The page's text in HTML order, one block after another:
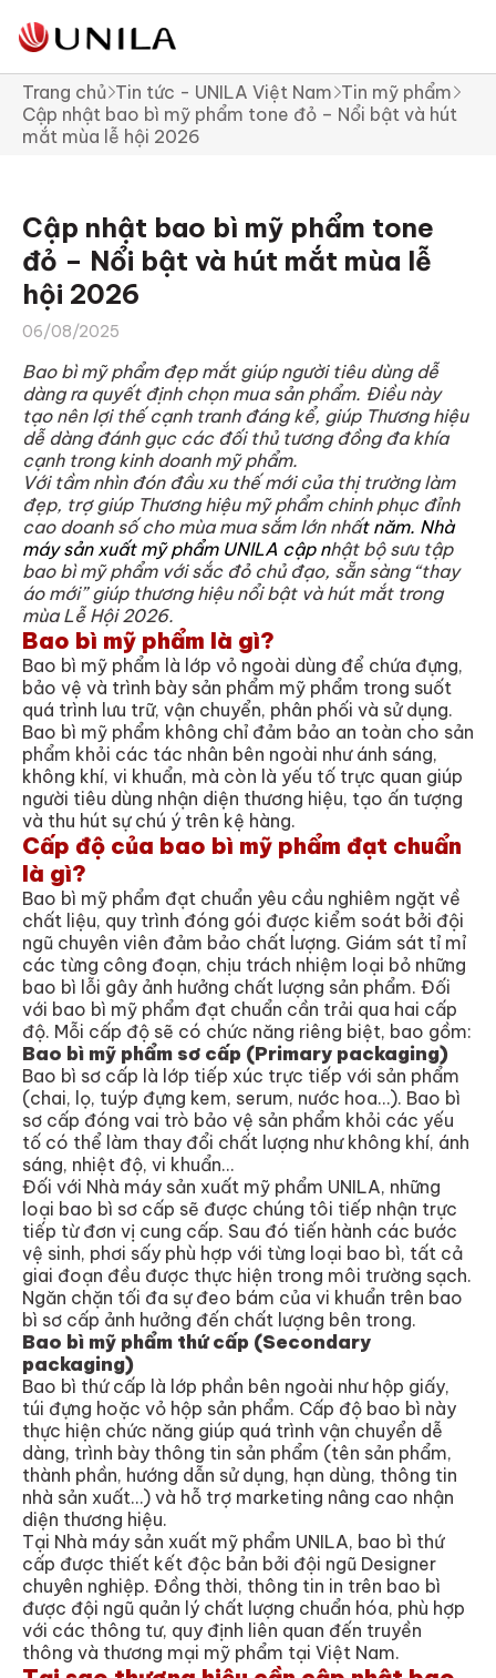
Trang chủ Tin tức - UNILA Việt Nam Tin mỹ phẩm
Cập nhật bao bì mỹ phẩm tone đỏ – Nổi bật và hút
mắt mùa lễ hội 2026
Cập nhật bao bì mỹ phẩm tone
đỏ – Nổi bật và hút mắt mùa lễ
hội 2026
06/08/2025
Bao bì mỹ phẩm đẹp mắt giúp người tiêu dùng dễ
dàng ra quyết định chọn mua sản phẩm. Điều này
tạo nên lợi thế cạnh tranh đáng kể, giúp Thương hiệu
dễ dàng đánh gục các đối thủ tương đồng đa khía
cạnh trong kinh doanh mỹ phẩm.
Với tầm nhìn đón đầu xu thế mới của thị trường làm
đẹp, trợ giúp Thương hiệu mỹ phẩm chinh phục đỉnh
cao doanh số cho mùa mua sắm lớn nhất năm. Nhà
máy sản xuất mỹ phẩm UNILA cập nhật bộ sưu tập
bao bì mỹ phẩm với sắc đỏ chủ đạo, sẵn sàng “thay
áo mới” giúp thương hiệu nổi bật và hút mắt trong
mùa Lễ Hội 2026.
Bao bì mỹ phẩm là gì?
Bao bì mỹ phẩm là lớp vỏ ngoài dùng để chứa đựng,
bảo vệ và trình bày sản phẩm mỹ phẩm trong suốt
quá trình lưu trữ, vận chuyển, phân phối và sử dụng.
Bao bì mỹ phẩm không chỉ đảm bảo an toàn cho sản
phẩm khỏi các tác nhân bên ngoài như ánh sáng,
không khí, vi khuẩn, mà còn là yếu tố trực quan giúp
người tiêu dùng nhận diện thương hiệu, tạo ấn tượng
và thu hút sự chú ý trên kệ hàng.
Cấp độ của bao bì mỹ phẩm đạt chuẩn
là gì?
Bao bì mỹ phẩm đạt chuẩn yêu cầu nghiêm ngặt về
chất liệu, quy trình đóng gói được kiểm soát bởi đội
ngũ chuyên viên đảm bảo chất lượng. Giám sát tỉ mỉ
các từng công đoạn, chịu trách nhiệm loại bỏ những
bao bì lỗi gây ảnh hưởng chất lượng sản phẩm. Đối
với bao bì mỹ phẩm đạt chuẩn cần trải qua hai cấp
độ. Mỗi cấp độ sẽ có chức năng riêng biệt, bao gồm:
Bao bì mỹ phẩm sơ cấp (Primary packaging)
Bao bì sơ cấp là lớp tiếp xúc trực tiếp với sản phẩm
(chai, lọ, tuýp đựng kem, serum, nước hoa…). Bao bì
sơ cấp đóng vai trò bảo vệ sản phẩm khỏi các yếu
tố có thể làm thay đổi chất lượng như không khí, ánh
sáng, nhiệt độ, vi khuẩn…
Đối với Nhà máy sản xuất mỹ phẩm UNILA, những
loại bao bì sơ cấp sẽ được chúng tôi tiếp nhận trực
tiếp từ đơn vị cung cấp. Sau đó tiến hành các bước
vệ sinh, phơi sấy phù hợp với từng loại bao bì, tất cả
giai đoạn đều được thực hiện trong môi trường sạch.
Ngăn chặn tối đa sự đeo bám của vi khuẩn trên bao
bì sơ cấp ảnh hưởng đến chất lượng bên trong.
Bao bì mỹ phẩm thứ cấp (Secondary
packaging)
Bao bì thứ cấp là lớp phần bên ngoài như hộp giấy,
túi đựng hoặc vỏ hộp sản phẩm. Cấp độ bao bì này
thực hiện chức năng giúp quá trình vận chuyển dễ
dàng, trình bày thông tin sản phẩm (tên sản phẩm,
thành phần, hướng dẫn sử dụng, hạn dùng, thông tin
nhà sản xuất…) và hỗ trợ marketing nâng cao nhận
diện thương hiệu.
Tại Nhà máy sản xuất mỹ phẩm UNILA, bao bì thứ
cấp được thiết kết độc bản bởi đội ngũ Designer
chuyên nghiệp. Đồng thời, thông tin in trên bao bì
được đội ngũ quản lý chất lượng chuẩn hóa, phù hợp
với các thông tư, quy định liên quan đến truyền
thông và thương mại mỹ phẩm tại Việt Nam.